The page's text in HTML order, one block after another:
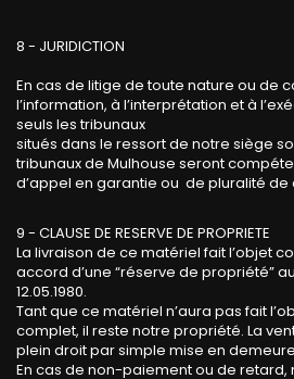
8 - JURIDICTION
En cas de litige de toute nature ou de
l’information, à l’interprétation et à
seuls les tribunaux
situés dans le ressort de notre siège
tribunaux de Mulhouse seront
d’appel en garantie ou de pluralité de
9 - CLAUSE DE RESERVE DE PROPRIETE
La livraison de ce matériel fait l’objet
accord d’une “réserve de propriété”
12.05.1980.
Tant que ce matériel n’aura pas fait
complet, il reste notre propriété. La
plein droit par simple mise en
En cas de non-paiement ou de retard,